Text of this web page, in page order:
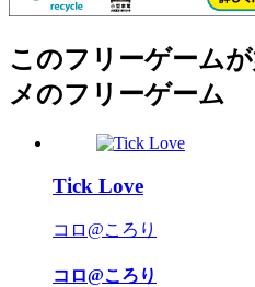
このフリーゲーム
メのフリーゲーム
Tick Love
コロ@ころり
コロ@ころり